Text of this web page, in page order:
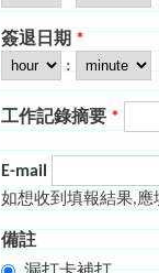
簽退日期 *
Hour
: Minute
工作記錄摘要 *
E-mail
如想收到填報結果,應
備註